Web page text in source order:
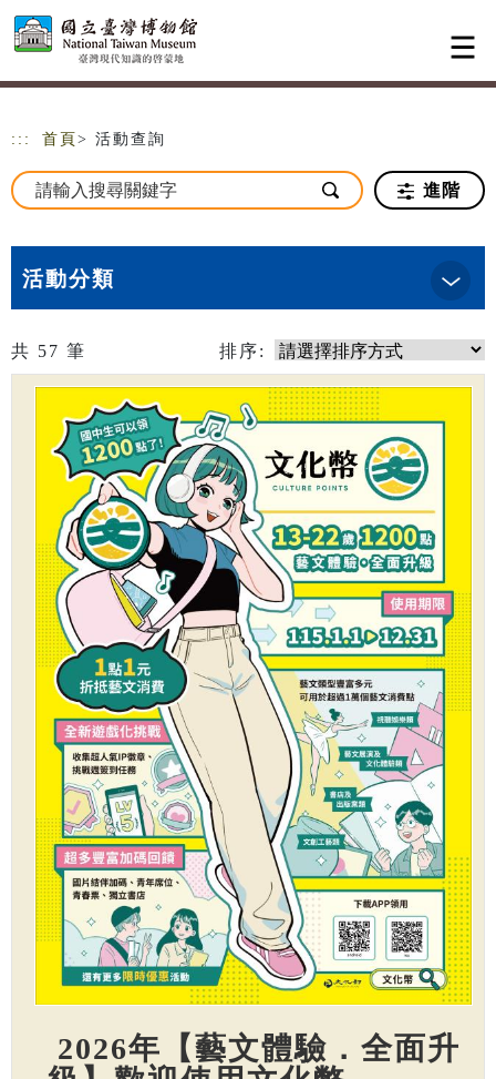
跳到主要內容
網站導覽
::: 首頁 > 活動查詢
進階
活動分類
共 57 筆 排序:
2026年【藝文體驗．全面升